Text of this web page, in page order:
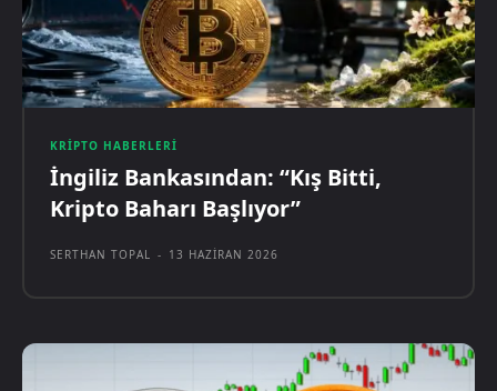
KRIPTO HABERLERI
İngiliz Bankasından: “Kış Bitti,
Kripto Baharı Başlıyor”
SERTHAN TOPAL - 13 HAZIRAN 2026